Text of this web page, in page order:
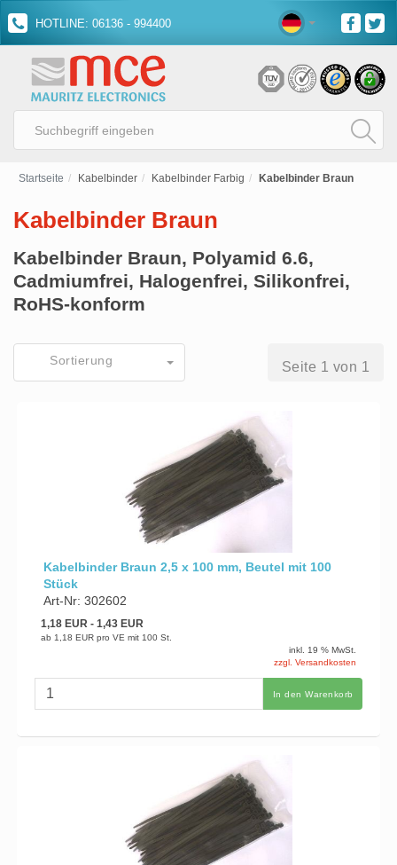
HOTLINE: 06136 - 994400
Startseite Kabelbinder Kabelbinder Farbig Kabelbinder Braun
Kabelbinder Braun
Kabelbinder Braun, Polyamid 6.6,
Cadmiumfrei, Halogenfrei, Silikonfrei,
RoHS-konform
Sortierung Seite 1 von 1
Kabelbinder Braun 2,5 x 100 mm, Beutel mit 100
Stück
Art-Nr: 302602
1,18 EUR- 1,43 EUR
ab 1,18 EUR pro VE mit 100 St.
inkl. 19 % MwSt.
zzgl. Versandkosten
In den Warenkorb